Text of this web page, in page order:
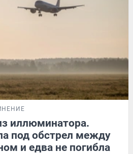
иллюминатора.
под обстрел между
и едва не погибла